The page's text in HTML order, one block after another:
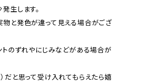
生します。
物と発色が違って見える場合がござ
トのずれやにじみなどがある場合が
だと思って受け入れてもらえたら嬉